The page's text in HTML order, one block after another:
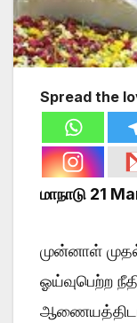
Spread the
மாநாடு 21
முன்னாள்
ஓய்வுபெற்ற
ஆணையத்திடம்